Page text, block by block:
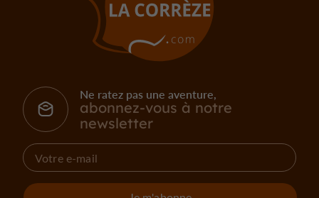
Ne ratez pas une aventure,
abonnez-vous à notre
newsletter